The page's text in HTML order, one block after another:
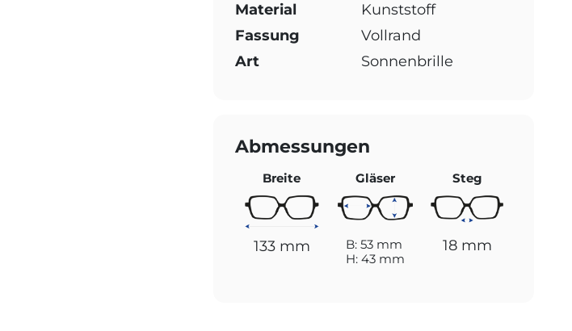
Material
Kunststoff
Fassung
Vollrand
Art
Sonnenbrille
Abmessungen
Breite
133 mm
Gläser
B: 53 mm
H: 43 mm
Steg
18 mm